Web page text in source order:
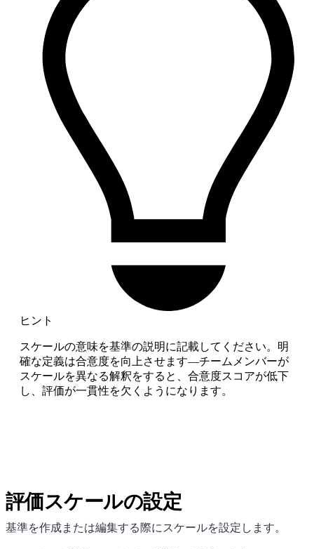
ヒント
スケールの意味を基準の説明に記載してください。明
確な定義は合意度を向上させます—チームメンバーが
スケールを異なる解釈をすると、合意度スコアが低下
し、評価が一貫性を欠くようになります。
評価スケールの設定
基準を作成または編集する際にスケールを設定します。